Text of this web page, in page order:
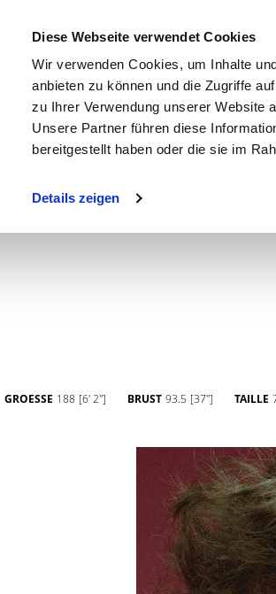
Diese Webseite verwendet Cookies
Wir verwenden Cookies, um Inhalte
anbieten zu können und die Zugriffe
zu Ihrer Verwendung unserer Website
Unsere Partner führen diese
bereitgestellt haben oder die sie im
Details zeigen
GROESSE 188 [6' 2''] BRUST 93.5 [37''] TAILLE